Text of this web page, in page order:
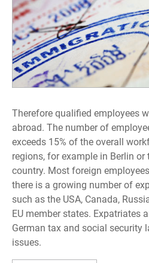
Therefore qualified employees
abroad. The number of
exceeds 15% of the overall
regions, for example in Berlin
country. Most foreign
there is a growing number of
such as the USA, Canada,
EU member states. Expatriates
German tax and social security
issues.